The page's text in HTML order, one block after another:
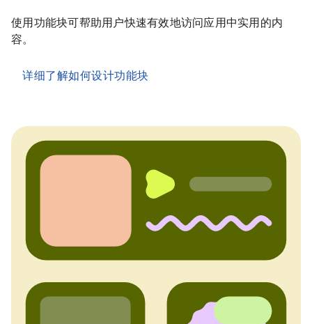
使用功能块可帮助用户快速有效地访问应用中实用的内
容。
详细了解如何设计功能块